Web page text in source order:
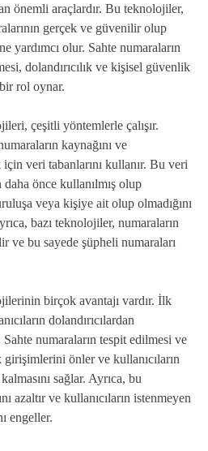
önemli araçlardır. Bu teknolojiler,
gerçek ve güvenilir olup
yardımcı olur. Sahte numaraların
dolandırıcılık ve kişisel güvenlik
rol oynar.
çeşitli yöntemlerle çalışır.
kaynağını ve
veri tabanlarını kullanır. Bu veri
daha önce kullanılmış olup
veya kişiye ait olup olmadığını
bazı teknolojiler, numaraların
ve bu sayede şüpheli numaraları
birçok avantajı vardır. İlk
dolandırıcılardan
Sahte numaraların tespit edilmesi ve
girişimlerini önler ve kullanıcıların
sağlar. Ayrıca, bu
azaltır ve kullanıcıların istenmeyen
engeller.